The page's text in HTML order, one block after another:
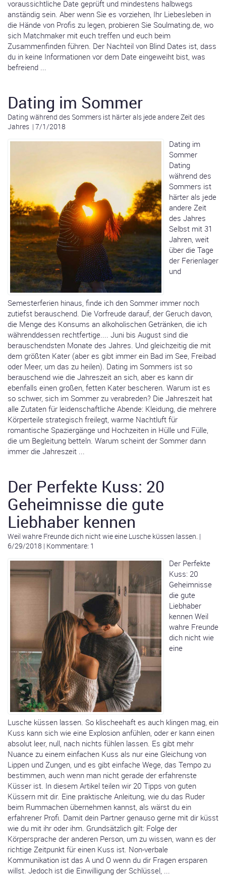
voraussichtliche Date geprüft und mindestens halbwegs
anständig sein. Aber wenn Sie es vorziehen, Ihr Liebesleben in
die Hände von Profis zu legen, probieren Sie Soulmating.de, wo
sich Matchmaker mit euch treffen und euch beim
Zusammenfinden führen. Der Nachteil von Blind Dates ist, dass
du in keine Informationen vor dem Date eingeweiht bist, was
befreiend ...
Dating im Sommer
Dating während des Sommers ist härter als jede andere Zeit des
Jahres | 7/1/2018
Dating im
Sommer
Dating
während des
Sommers ist
härter als jede
andere Zeit
des Jahres
Selbst mit 31
Jahren, weit
über die Tage
der Ferienlager
und
Semesterferien hinaus, finde ich den Sommer immer noch
zutiefst berauschend. Die Vorfreude darauf, der Geruch davon,
die Menge des Konsums an alkoholischen Getränken, die ich
währenddessen rechtfertige.... Juni bis August sind die
berauschendsten Monate des Jahres. Und gleichzeitig die mit
dem größten Kater (aber es gibt immer ein Bad im See, Freibad
oder Meer, um das zu heilen). Dating im Sommers ist so
berauschend wie die Jahreszeit an sich, aber es kann dir
ebenfalls einen großen, fetten Kater bescheren. Warum ist es
so schwer, sich im Sommer zu verabreden? Die Jahreszeit hat
alle Zutaten für leidenschaftliche Abende: Kleidung, die mehrere
Körperteile strategisch freilegt, warme Nachtluft für
romantische Spaziergänge und Hochzeiten in Hülle und Fülle,
die um Begleitung betteln. Warum scheint der Sommer dann
immer die Jahreszeit ...
Der Perfekte Kuss: 20
Geheimnisse die gute
Liebhaber kennen
Weil wahre Freunde dich nicht wie eine Lusche küssen lassen. |
6/29/2018 | Kommentare: 1
Der Perfekte
Kuss: 20
Geheimnisse
die gute
Liebhaber
kennen Weil
wahre Freunde
dich nicht wie
eine
Lusche küssen lassen. So klischeehaft es auch klingen mag, ein
Kuss kann sich wie eine Explosion anfühlen, oder er kann einen
absolut leer, null, nach nichts fühlen lassen. Es gibt mehr
Nuance zu einem einfachen Kuss als nur eine Gleichung von
Lippen und Zungen, und es gibt einfache Wege, das Tempo zu
bestimmen, auch wenn man nicht gerade der erfahrenste
Küsser ist. In diesem Artikel teilen wir 20 Tipps von guten
Küssern mit dir. Eine praktische Anleitung, wie du das Ruder
beim Rummachen übernehmen kannst, als wärst du ein
erfahrener Profi. Damit dein Partner genauso gerne mit dir küsst
wie du mit ihr oder ihm. Grundsätzlich gilt: Folge der
Körpersprache der anderen Person, um zu wissen, wann es der
richtige Zeitpunkt für einen Kuss ist. Non-verbale
Kommunikation ist das A und O wenn du dir Fragen ersparen
willst. Jedoch ist die Einwilligung der Schlüssel, ...